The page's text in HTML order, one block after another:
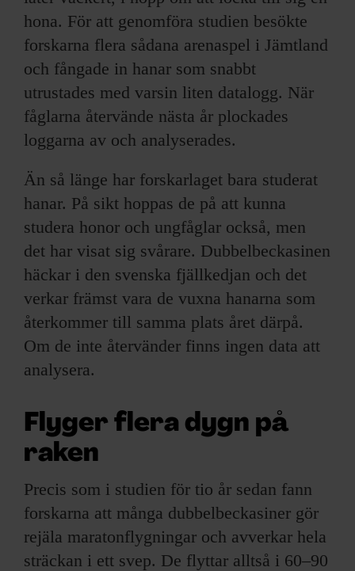
hona. För att genomföra studien besökte
forskarna flera sådana arenaspel i Jämtland
och fångade in hanar som snabbt
utrustades med varsin liten datalogg. När
fåglarna återvände nästa år plockades
loggarna av och analyserades.
Än så länge har forskarlaget bara studerat
hanar. På sikt hoppas de på att kunna
studera honor och ungfåglar också, men
det har visat sig svårare. Dubbelbeckasinen
häckar i den svenska fjällkedjan och det
verkar främst vara de vuxna hanarna som
återkommer till samma plats året därpå.
Om de inte återvänder finns ingen data att
analysera.
Flyger flera dygn på
raken
Precis som i studien för tio år sedan fann
forskarna att många dubbelbeckasiner gör
rejäla maratonflygningar och avverkar hela
sträckan i ett svep. De flyttar alltså i 60–90